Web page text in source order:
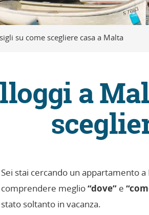
su come scegliere casa a Malta
a
Sei stai cercando un appartamento
comprendere meglio“dove”e
stato soltanto in vacanza.